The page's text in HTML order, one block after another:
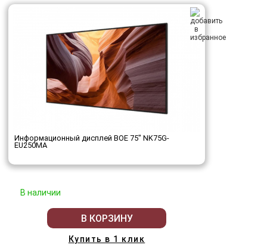
Информационный дисплей BOE 75" NK75G-
EU250MA
В наличии
В КОРЗИНУ
Купить в 1 клик